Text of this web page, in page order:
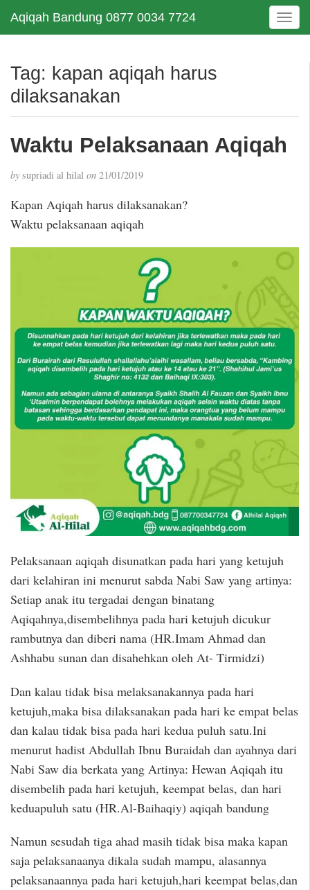
Aqiqah Bandung 0877 0034 7724
T
o
v
i
n
Tag: kapan aqiqah harus
dilaksanakan
Waktu Pelaksanaan Aqiqah
by supriadi al hilal on 21/01/2019
Kapan Aqiqah harus dilaksanakan?
Waktu pelaksanaan aqiqah
Pelaksanaan aqiqah disunatkan pada hari yang ketujuh
dari kelahiran ini menurut sabda Nabi Saw yang artinya:
Setiap anak itu tergadai dengan binatang
Aqiqahnya,disembelihnya pada hari ketujuh dicukur
rambutnya dan diberi nama (HR.Imam Ahmad dan
Ashhabu sunan dan disahehkan oleh At- Tirmidzi)
Dan kalau tidak bisa melaksanakannya pada hari
ketujuh,maka bisa dilaksanakan pada hari ke empat belas
dan kalau tidak bisa pada hari kedua puluh satu.Ini
menurut hadist Abdullah Ibnu Buraidah dan ayahnya dari
Nabi Saw dia berkata yang Artinya: Hewan Aqiqah itu
disembelih pada hari ketujuh, keempat belas, dan hari
keduapuluh satu (HR.Al-Baihaqiy) aqiqah bandung
Namun sesudah tiga ahad masih tidak bisa maka kapan
saja pelaksanaanya dikala sudah mampu, alasannya
pelaksanaannya pada hari ketujuh,hari keempat belas,dan